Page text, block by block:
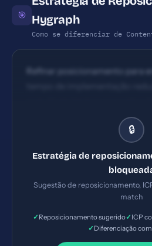
🎯
Hygraph
Como se diferenciar de
Refinar posicionamento para
lançamento de conteúdo em X
velocidade de publicação em
🔒
Estratégia de
Sugestão de reposicionamento,
match
✓Reposicionamento sugerido✓ICP
✓Diferenciação